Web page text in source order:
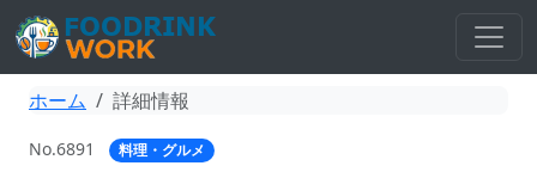
ホーム 詳細情報
No.6891 料理・グルメ